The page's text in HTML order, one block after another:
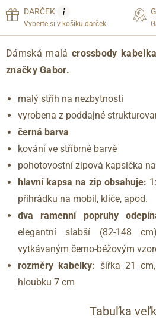
DARČEK i
Vyberte si v košíku darček
Dámská malá crossbody
značky Gabor.
malý střih na nezbytnosti
vyrobena z poddajné
černá barva
kování ve stříbrné barvě
pohotovostní zipová kapsička
hlavní kapsa na zip obsahuje:
přihrádku na mobil, klíče, apod.
dva ramenní popruhy
elegantní slabší (82-148
vytkávaným černo-béžovým
rozměry kabelky: šířka 21
hloubku 7 cm
Tabuľka